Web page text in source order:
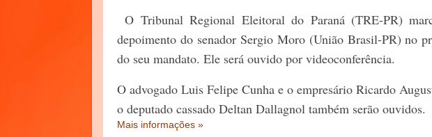
O Tribunal Regional Eleitoral do Paraná (TRE-PR)
depoimento do senador Sergio Moro (União Brasil-PR) no
do seu mandato. Ele será ouvido por videoconferência.
O advogado Luis Felipe Cunha e o empresário Ricardo
o deputado cassado Deltan Dallagnol também serão ouvidos.
Mais informações »